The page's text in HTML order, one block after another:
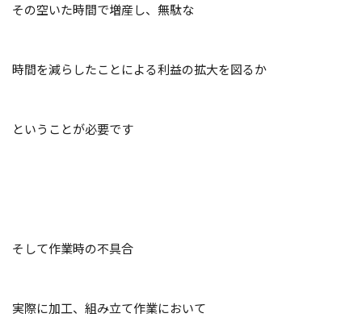
その空いた時間で増産し、無駄な
時間を減らしたことによる利益の拡大を図るか
ということが必要です
そして作業時の不具合
実際に加工、組み立て作業において